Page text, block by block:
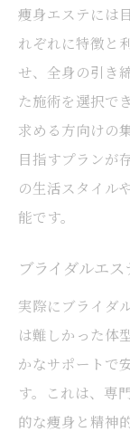
痩身エステには
れぞれに特徴と
せ、全身の引き
た施術を選択で
求める方向けの
目指すプランが
の生活スタイル
能です。
ブライダルエ
実際にブライダ
は難しかった体
かなサポートで
す。これは、専
的な痩身と精神